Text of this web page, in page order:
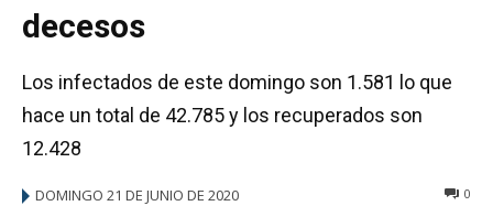
decesos
Los infectados de este domingo son 1.581 lo que
hace un total de 42.785 y los recuperados son
12.428
DOMINGO 21 DE JUNIO DE 2020 0